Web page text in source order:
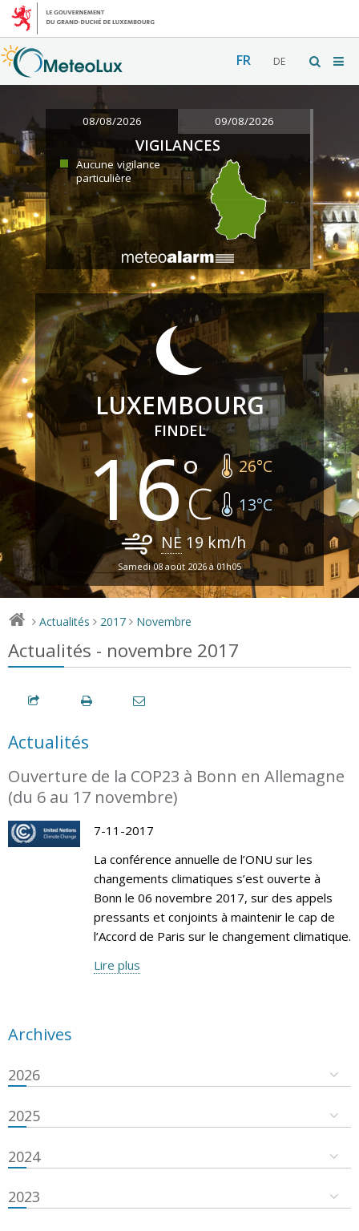
FR DE
08/08/2026 09/08/2026
VIGILANCES
Aucune vigilance
particulière
LUXEMBOURG
FINDEL
16 26°C
13°C
NE 19 km/h
Samedi 08 août 2026 à 01h05
> Actualités > 2017 > Novembre
Actualités - novembre 2017
Actualités
Ouverture de la COP23 à Bonn en Allemagne
(du 6 au 17 novembre)
7-11-2017
La conférence annuelle de l’ONU sur les
changements climatiques s’est ouverte à
Bonn le 06 novembre 2017, sur des appels
pressants et conjoints à maintenir le cap de
l’Accord de Paris sur le changement climatique.
Lire plus
Archives
2026
2025
2024
2023